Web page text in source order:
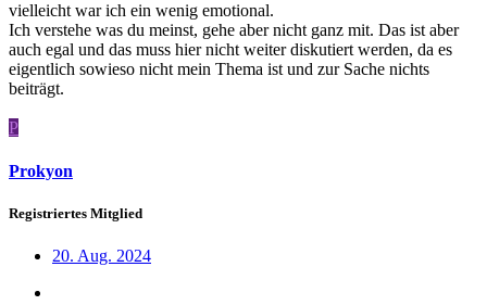
vielleicht war ich ein wenig emotional.
Ich verstehe was du meinst, gehe aber nicht ganz mit. Das ist aber
auch egal und das muss hier nicht weiter diskutiert werden, da es
eigentlich sowieso nicht mein Thema ist und zur Sache nichts
beiträgt.
P
Prokyon
Registriertes Mitglied
20. Aug. 2024